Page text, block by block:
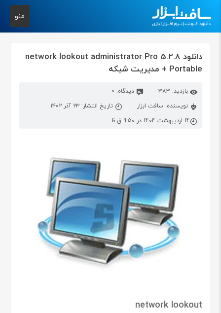
منو
دانلود network lookout administrator Pro 5.2.8
+ Portable مدیریت شبکه
بازدید: 383
دیدگاه: 0
نویسنده: سافت ابزار
تاریخ انتشار: ۲۳ آذر ۱۴۰۲
14 اردیبهشت 1404 در 9:50 ق.ظ
network lookout